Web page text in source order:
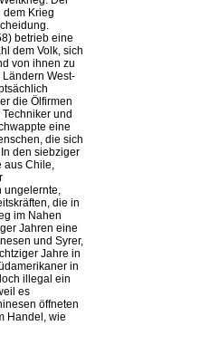
dem Krieg
betrieb eine
dem Volk, sich
von ihnen zu
West-
die Ölfirmen
und
eine
die sich
den siebziger
Chile,
die in
im Nahen
Jahren eine
und Syrer,
Jahre in
in
illegal ein
es
öffneten
Handel, wie